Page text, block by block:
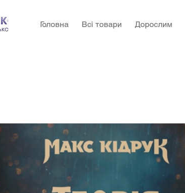
Головна Всі товари Дорослим